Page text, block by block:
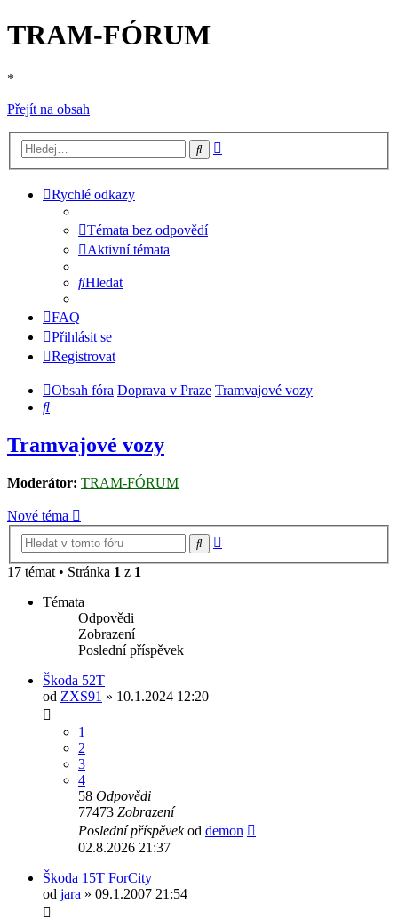
TRAM-FÓRUM
*
Přejít na obsah
Hledat
Rychlé odkazy
Témata bez odpovědí
Aktivní témata
Hledat
FAQ
Přihlásit se
Registrovat
Obsah fóra Doprava v Praze Tramvajové vozy
Hledat
Tramvajové vozy
Moderátor: TRAM-FÓRUM
Nové téma
Hledat
17 témat • Stránka 1 z 1
Témata
Odpovědi
Zobrazení
Poslední příspěvek
Škoda 52T
od ZXS91 » 10.1.2024 12:20
1
2
3
4
58 Odpovědi
77473 Zobrazení
Poslední příspěvekod demon
02.8.2026 21:37
Škoda 15T ForCity
od jara » 09.1.2007 21:54